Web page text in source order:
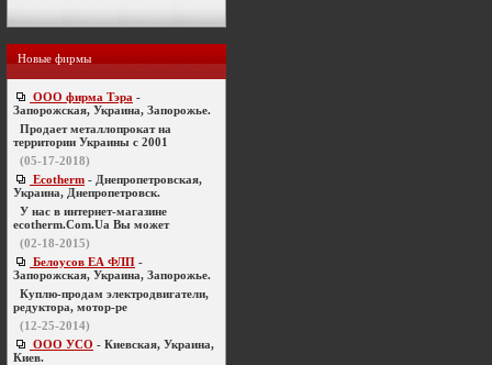
Новые фирмы
ООО фирма Тэра -
Запорожская, Украина, Запорожье.
Продает металлопрокат на
территории Украины с 2001
(05-17-2018)
Ecotherm - Днепропетровская,
Украина, Днепропетровск.
У нас в интернет-магазине
ecotherm.Com.Ua Вы может
(02-18-2015)
Белоусов ЕА ФЛП -
Запорожская, Украина, Запорожье.
Куплю-продам электродвигатели,
редуктора, мотор-ре
(12-25-2014)
ООО УСО - Киевская, Украина,
Киев.